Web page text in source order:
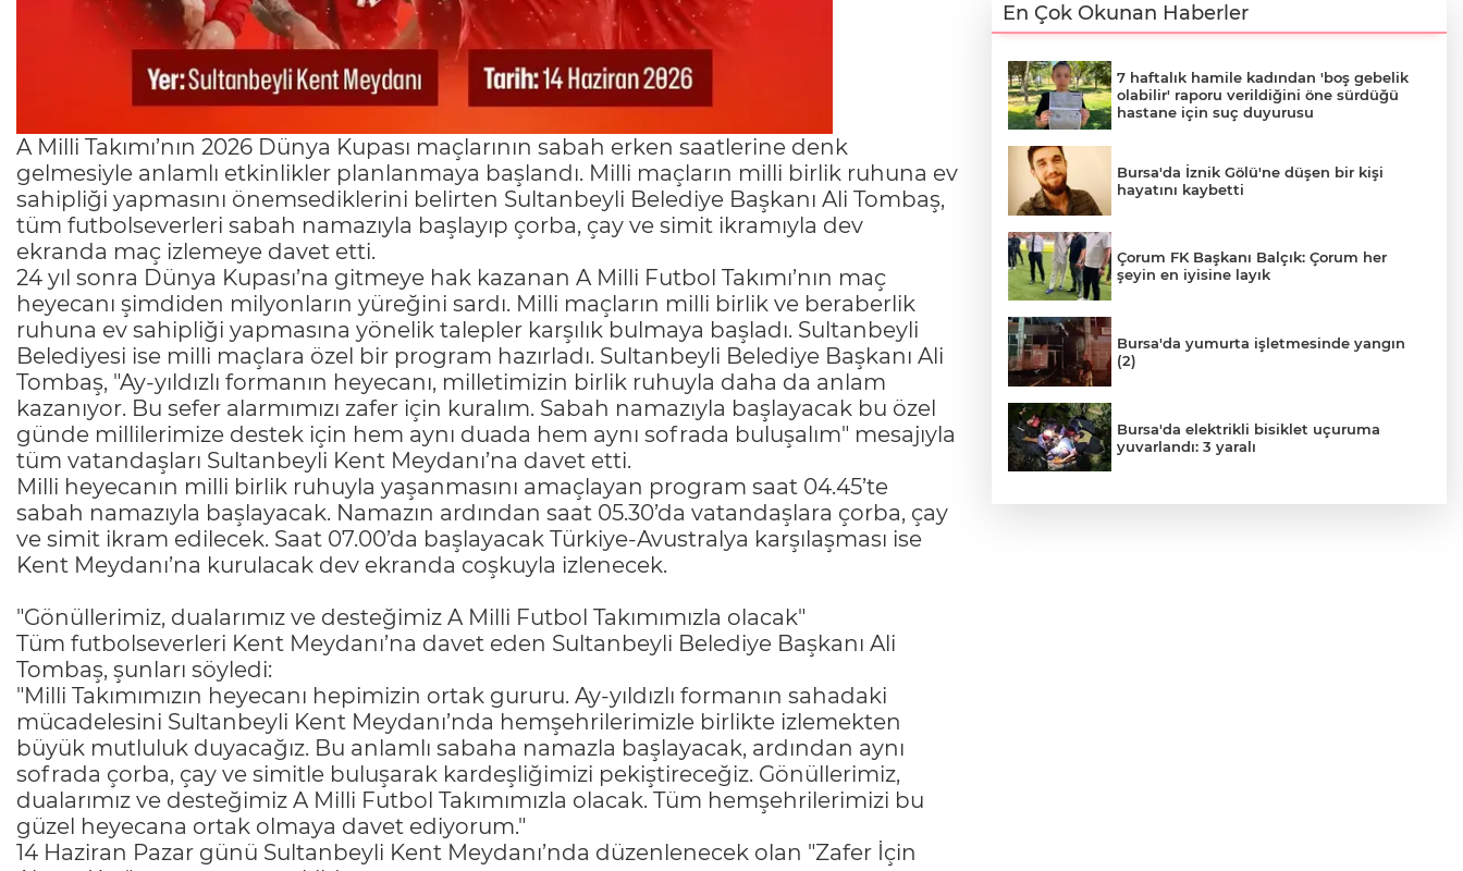
A Milli Takımı’nın 2026 Dünya Kupası maçlarının sabah erken saatlerine denk
gelmesiyle anlamlı etkinlikler planlanmaya başlandı. Milli maçların milli birlik ruhuna ev
sahipliği yapmasını önemsediklerini belirten Sultanbeyli Belediye Başkanı Ali Tombaş,
tüm futbolseverleri sabah namazıyla başlayıp çorba, çay ve simit ikramıyla dev
ekranda maç izlemeye davet etti.
24 yıl sonra Dünya Kupası’na gitmeye hak kazanan A Milli Futbol Takımı’nın maç
heyecanı şimdiden milyonların yüreğini sardı. Milli maçların milli birlik ve beraberlik
ruhuna ev sahipliği yapmasına yönelik talepler karşılık bulmaya başladı. Sultanbeyli
Belediyesi ise milli maçlara özel bir program hazırladı. Sultanbeyli Belediye Başkanı Ali
Tombaş, "Ay-yıldızlı formanın heyecanı, milletimizin birlik ruhuyla daha da anlam
kazanıyor. Bu sefer alarmımızı zafer için kuralım. Sabah namazıyla başlayacak bu özel
günde millilerimize destek için hem aynı duada hem aynı sofrada buluşalım" mesajıyla
tüm vatandaşları Sultanbeyli Kent Meydanı’na davet etti.
Milli heyecanın milli birlik ruhuyla yaşanmasını amaçlayan program saat 04.45’te
sabah namazıyla başlayacak. Namazın ardından saat 05.30’da vatandaşlara çorba, çay
ve simit ikram edilecek. Saat 07.00’da başlayacak Türkiye-Avustralya karşılaşması ise
Kent Meydanı’na kurulacak dev ekranda coşkuyla izlenecek.
"Gönüllerimiz, dualarımız ve desteğimiz A Milli Futbol Takımımızla olacak"
Tüm futbolseverleri Kent Meydanı’na davet eden Sultanbeyli Belediye Başkanı Ali
Tombaş, şunları söyledi:
"Milli Takımımızın heyecanı hepimizin ortak gururu. Ay-yıldızlı formanın sahadaki
mücadelesini Sultanbeyli Kent Meydanı’nda hemşehrilerimizle birlikte izlemekten
büyük mutluluk duyacağız. Bu anlamlı sabaha namazla başlayacak, ardından aynı
sofrada çorba, çay ve simitle buluşarak kardeşliğimizi pekiştireceğiz. Gönüllerimiz,
dualarımız ve desteğimiz A Milli Futbol Takımımızla olacak. Tüm hemşehrilerimizi bu
güzel heyecana ortak olmaya davet ediyorum."
14 Haziran Pazar günü Sultanbeyli Kent Meydanı’nda düzenlenecek olan "Zafer İçin
En Çok Okunan Haberler
7 haftalık hamile kadından 'boş gebelik
olabilir' raporu verildiğini öne sürdüğü
hastane için suç duyurusu
Bursa'da İznik Gölü'ne düşen bir kişi
hayatını kaybetti
Çorum FK Başkanı Balçık: Çorum her
şeyin en iyisine layık
Bursa'da yumurta işletmesinde yangın
(2)
Bursa'da elektrikli bisiklet uçuruma
yuvarlandı: 3 yaralı